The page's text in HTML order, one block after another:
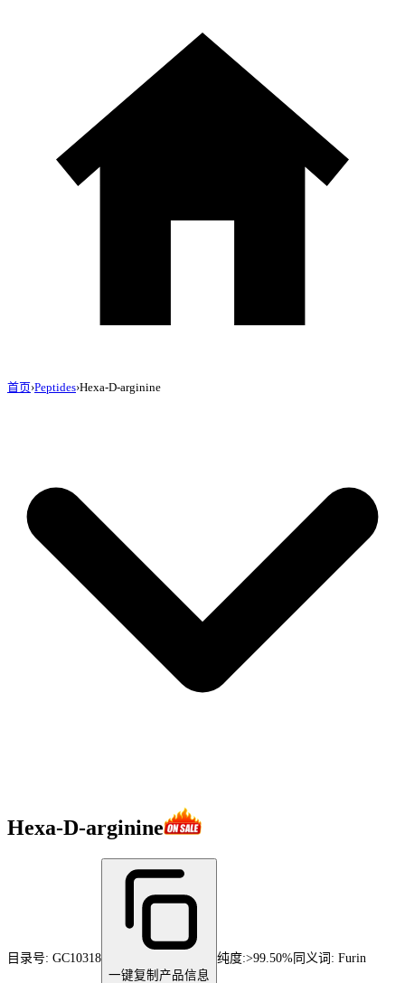
首页›Peptides›Hexa-D-arginine
Hexa-D-arginine
目录号: GC10318
一键复制产品信息
纯度:>99.50% 同义词: Furin